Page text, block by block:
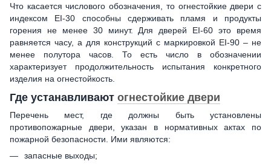
Что касается числового обозначения, то огнестойкие двери с
индексом EI-30 способны сдерживать пламя и продукты
горения не менее 30 минут. Для дверей EI-60 это время
равняется часу, а для конструкций с маркировкой EI-90 – не
менее полутора часов. То есть число в обозначении
характеризует продолжительность испытания конкретного
изделия на огнестойкость.
Где устанавливают огнестойкие двери
Перечень мест, где должны быть установлены
противопожарные двери, указан в нормативных актах по
пожарной безопасности. Ими являются:
запасные выходы;